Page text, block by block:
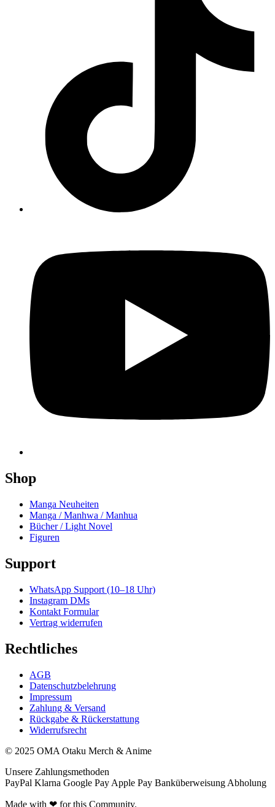
Shop
Manga Neuheiten
Manga / Manhwa / Manhua
Bücher / Light Novel
Figuren
Support
WhatsApp Support (10–18 Uhr)
Instagram DMs
Kontakt Formular
Vertrag widerrufen
Rechtliches
AGB
Datenschutzbelehrung
Impressum
Zahlung & Versand
Rückgabe & Rückerstattung
Widerrufsrecht
© 2025 OMA Otaku Merch & Anime
Unsere Zahlungsmethoden
PayPal Klarna Google Pay Apple Pay Banküberweisung Abholung
Made with ❤ for this Community.